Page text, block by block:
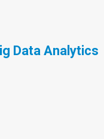
Data Analytics